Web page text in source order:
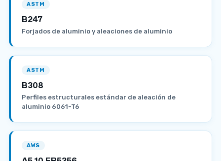
ASTM
B247
Forjados de aluminio y aleaciones de aluminio
ASTM
B308
Perfiles estructurales estándar de aleación de
aluminio 6061-T6
AWS